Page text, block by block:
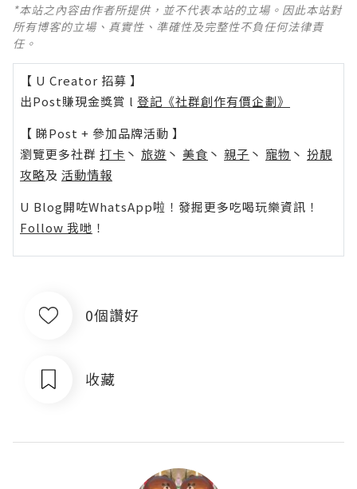
*本站之內容由作者所提供，並不代表本站的立場。因此本站對
所有博客的立場、真實性、準確性及完整性不負任何法律責
任。
【 U Creator 招募 】
出Post賺現金獎賞 l 登記《社群創作有價企劃》
【 睇Post + 參加品牌活動 】
瀏覽更多社群 打卡 丶 旅遊 丶 美食 丶 親子 丶 寵物 丶 扮靚
攻略及 活動情報
U Blog開咗WhatsApp啦！發掘更多吃喝玩樂資訊！
Follow 我哋 ！
0個讚好
收藏